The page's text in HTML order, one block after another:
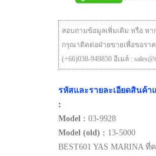
สอบถามข้อมูลเพิ่มเติม หรือ ห
กรุณาติดต่อฝ่ายขายเพื่อขอราค
(+66)038-949850 อีเมล์ :
รหัสและรายละเอียดสินค้
:
Model : 03-9928
Model (old) : 13-5000
BEST601 YAS MARINA ที่